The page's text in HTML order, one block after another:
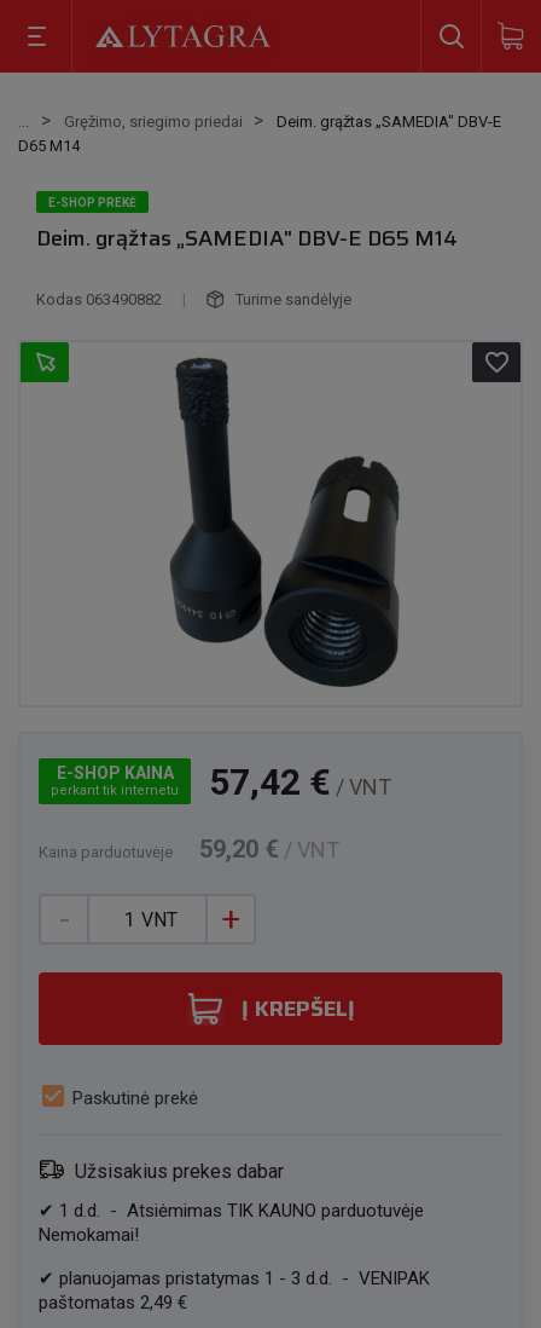
Gręžimo, sriegimo priedai
Deim. grąžtas „SAMEDIA" DBV-E
D65 M14
E-SHOP PREKĖ
Deim. grąžtas „SAMEDIA" DBV-E D65 M14
Kodas 063490882 | Turime sandėlyje
favorite_border
E-SHOP KAINA
perkant tik internetu 57,42 € / VNT
Kaina parduotuvėje 59,20 € / VNT
- +
VNT
Į KREPŠELĮ
check_box Paskutinė prekė
Užsisakius prekes dabar
✔ 1 d.d. - Atsiėmimas TIK KAUNO parduotuvėje
Nemokamai!
✔ planuojamas pristatymas 1 - 3 d.d. - VENIPAK
paštomatas 2,49 €